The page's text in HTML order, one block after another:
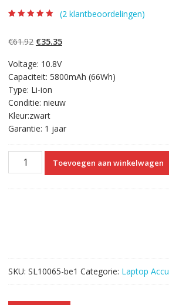
gebaseerd op
klantbeoordelinge
(2 klantbeoordelingen)
€61.92 Oorspronkelijke
was:
€61.92.
€35.35Huidige
€35.35.
Voltage: 10.8V
Capaciteit: 5800mAh (66Wh)
Type: Li-ion
Conditie: nieuw
Kleur:zwart
Garantie: 1 jaar
Originele
Toevoegen aan winkelwagen
SKU: SL10065-be1 Categorie: Laptop Accu